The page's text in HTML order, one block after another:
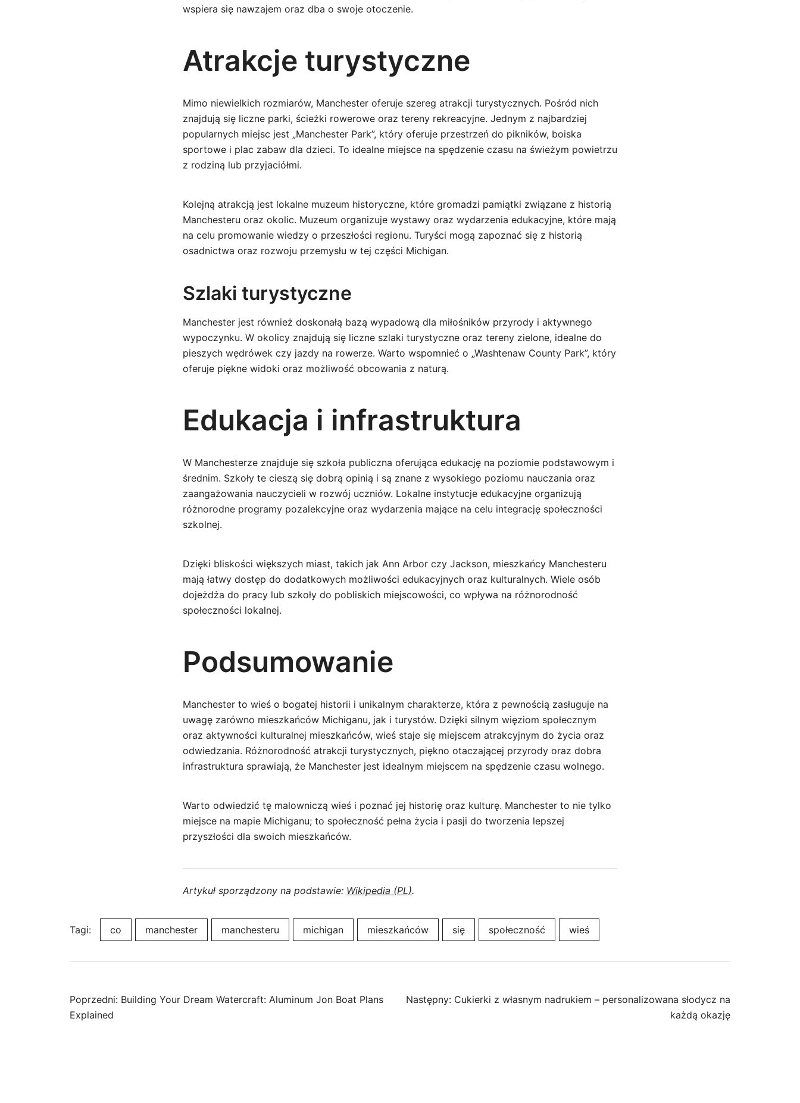
wspiera się nawzajem oraz dba o swoje otoczenie.
Atrakcje turystyczne
Mimo niewielkich rozmiarów, Manchester oferuje szereg atrakcji turystycznych. Pośród nich
znajdują się liczne parki, ścieżki rowerowe oraz tereny rekreacyjne. Jednym z najbardziej
popularnych miejsc jest „Manchester Park”, który oferuje przestrzeń do pikników, boiska
sportowe i plac zabaw dla dzieci. To idealne miejsce na spędzenie czasu na świeżym powietrzu
z rodziną lub przyjaciółmi.
Kolejną atrakcją jest lokalne muzeum historyczne, które gromadzi pamiątki związane z historią
Manchesteru oraz okolic. Muzeum organizuje wystawy oraz wydarzenia edukacyjne, które mają
na celu promowanie wiedzy o przeszłości regionu. Turyści mogą zapoznać się z historią
osadnictwa oraz rozwoju przemysłu w tej części Michigan.
Szlaki turystyczne
Manchester jest również doskonałą bazą wypadową dla miłośników przyrody i aktywnego
wypoczynku. W okolicy znajdują się liczne szlaki turystyczne oraz tereny zielone, idealne do
pieszych wędrówek czy jazdy na rowerze. Warto wspomnieć o „Washtenaw County Park”, który
oferuje piękne widoki oraz możliwość obcowania z naturą.
Edukacja i infrastruktura
W Manchesterze znajduje się szkoła publiczna oferująca edukację na poziomie podstawowym i
średnim. Szkoły te cieszą się dobrą opinią i są znane z wysokiego poziomu nauczania oraz
zaangażowania nauczycieli w rozwój uczniów. Lokalne instytucje edukacyjne organizują
różnorodne programy pozalekcyjne oraz wydarzenia mające na celu integrację społeczności
szkolnej.
Dzięki bliskości większych miast, takich jak Ann Arbor czy Jackson, mieszkańcy Manchesteru
mają łatwy dostęp do dodatkowych możliwości edukacyjnych oraz kulturalnych. Wiele osób
dojeżdża do pracy lub szkoły do pobliskich miejscowości, co wpływa na różnorodność
społeczności lokalnej.
Podsumowanie
Manchester to wieś o bogatej historii i unikalnym charakterze, która z pewnością zasługuje na
uwagę zarówno mieszkańców Michiganu, jak i turystów. Dzięki silnym więziom społecznym
oraz aktywności kulturalnej mieszkańców, wieś staje się miejscem atrakcyjnym do życia oraz
odwiedzania. Różnorodność atrakcji turystycznych, piękno otaczającej przyrody oraz dobra
infrastruktura sprawiają, że Manchester jest idealnym miejscem na spędzenie czasu wolnego.
Warto odwiedzić tę malowniczą wieś i poznać jej historię oraz kulturę. Manchester to nie tylko
miejsce na mapie Michiganu; to społeczność pełna życia i pasji do tworzenia lepszej
przyszłości dla swoich mieszkańców.
Artykuł sporządzony na podstawie: Wikipedia (PL).
Tagi: co manchester manchesteru michigan mieszkańców się społeczność wieś
Nawigacja
Poprzedni: Building Your Dream Watercraft: Aluminum Jon Boat Plans
Explained
Następny: Cukierki z własnym nadrukiem – personalizowana słodycz na
każdą okazję